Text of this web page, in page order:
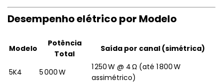
Desempenho elétrico por Modelo
Modelo
Potência
Total
Saída por canal (simétrica)
5K4 5 000 W
1 250 W @ 4 Ω (até 1 800 W
assimétrico)